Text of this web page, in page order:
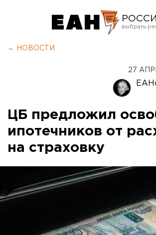
← НОВОСТИ
27
ЦБ предложил
ипотечников от
на страховку